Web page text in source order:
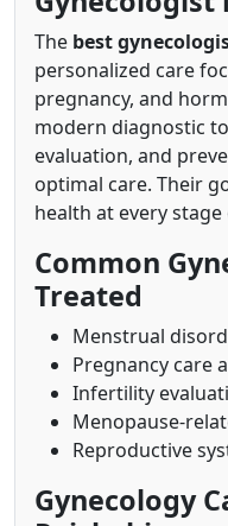
The best
personalized care
pregnancy, and
modern diagnostic
evaluation, and
optimal care. Their
health at every stage
Common
Treated
Menstrual
Pregnancy care
Infertility
Menopause-
Reproductive
Gynecology